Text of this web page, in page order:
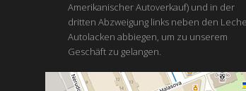
Amerikanischer Autoverkauf) und in der
dritten Abzweigung links neben den
Autolacken abbiegen, um zu unserem
Geschäft zu gelangen.